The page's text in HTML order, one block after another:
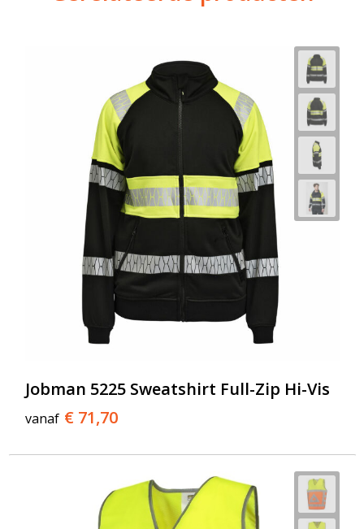
Jobman 5225 Sweatshirt Full-Zip Hi-Vis
vanaf € 71,70